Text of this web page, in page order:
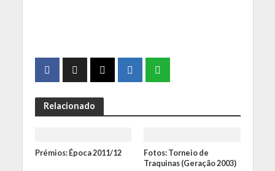
Relacionado
Prémios: Época 2011/12
Fotos: Torneio de
Traquinas (Geração 2003)